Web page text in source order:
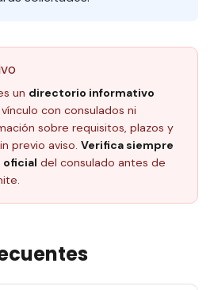
un directorio informativo
vínculo con consulados ni
sobre requisitos, plazos y
previo aviso. Verifica siempre
oficial del consulado antes de